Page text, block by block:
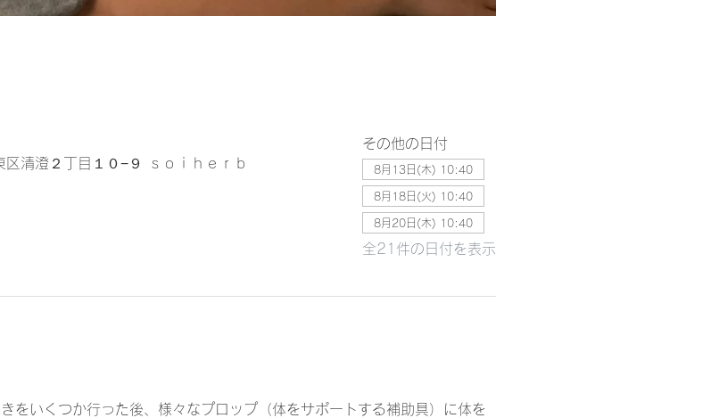
清澄２丁目１０−９ ｓｏｉｈｅｒｂ
その他の日付
8月13日(木) 10:40
8月18日(火) 10:40
8月20日(木) 10:40
全21件の日付を表示
をいくつか行った後、様々なプロップ（体をサポートする補助具）に体を